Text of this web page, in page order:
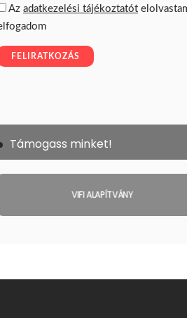
Támogass minket!
VIFI ALAPÍTVÁNY